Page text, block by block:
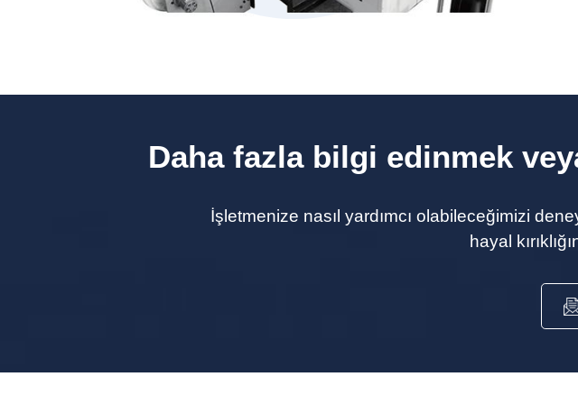
Daha fazla bilgi edinmek
İşletmenize nasıl yardımcı olabileceğimizi
hayal